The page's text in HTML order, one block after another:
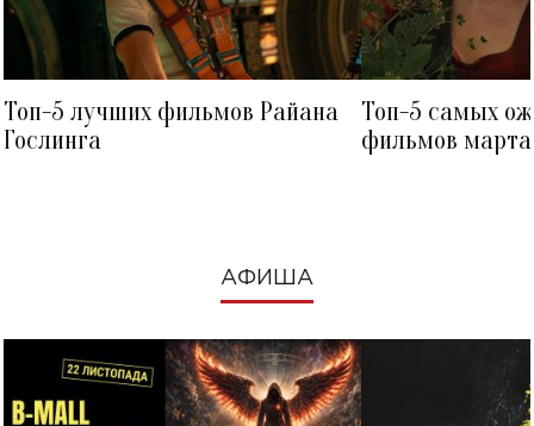
Топ-5 лучших фильмов Райана
Гослинга
Топ-5 самых
фильмов
АФИША